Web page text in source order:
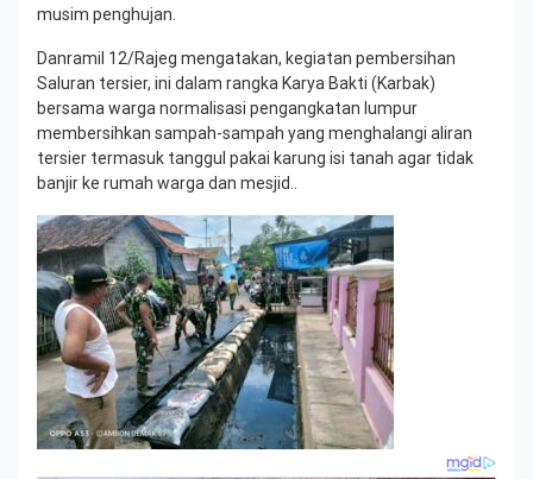
musim penghujan.
Danramil 12/Rajeg mengatakan, kegiatan pembersihan
Saluran tersier, ini dalam rangka Karya Bakti (Karbak)
bersama warga normalisasi pengangkatan lumpur
membersihkan sampah-sampah yang menghalangi aliran
tersier termasuk tanggul pakai karung isi tanah agar tidak
banjir ke rumah warga dan mesjid..